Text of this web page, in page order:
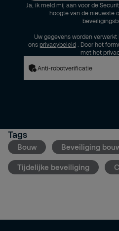
Ja, ik meld mij aan voor de
hoogte van de nieuwste
Uw gegevens worden
ons privacybeleid
. Door het
met het
Anti-robotverificatie
Tags
Bouw Beveiliging
Tijdelijke beveiliging